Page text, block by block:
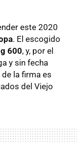
este 2020
. El escogido
600, y, por el
y sin fecha
la firma es
del Viejo